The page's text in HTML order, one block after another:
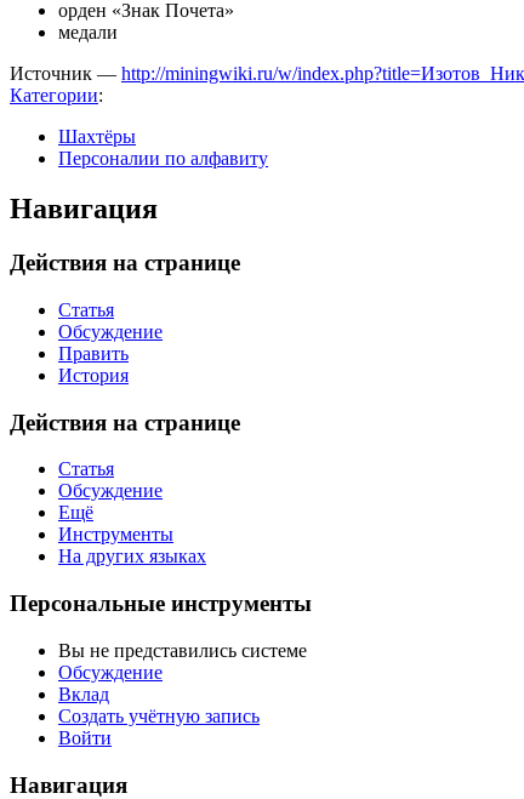
орден «Знак Почета»
медали
Источник — http://miningwiki.ru/w/
Категории:
Шахтёры
Персоналии по алфавиту
Навигация
Действия на странице
Статья
Обсуждение
Править
История
Действия на странице
Статья
Обсуждение
Ещё
Инструменты
На других языках
Персональные инструменты
Вы не представились системе
Обсуждение
Вклад
Создать учётную запись
Войти
Навигация